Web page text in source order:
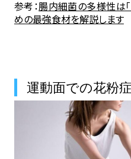
参考：腸内細菌の多様性は
めの最強食材を解説します
運動面での花粉